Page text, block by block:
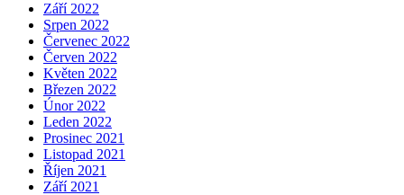
Září 2022
Srpen 2022
Červenec 2022
Červen 2022
Květen 2022
Březen 2022
Únor 2022
Leden 2022
Prosinec 2021
Listopad 2021
Říjen 2021
Září 2021